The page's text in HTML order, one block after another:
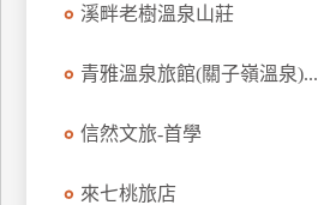
溪畔老樹溫泉山莊
青雅溫泉旅館(關子嶺溫泉)...
信然文旅-首學
來七桃旅店